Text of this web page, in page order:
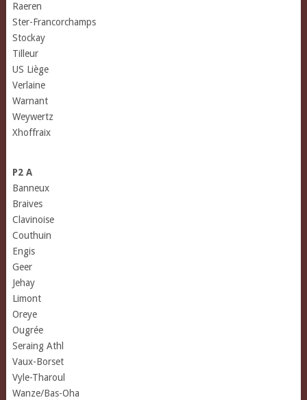
Raeren
Ster-Francorchamps
Stockay
Tilleur
US Liège
Verlaine
Warnant
Weywertz
Xhoffraix
P2 A
Banneux
Braives
Clavinoise
Couthuin
Engis
Geer
Jehay
Limont
Oreye
Ougrée
Seraing Athl
Vaux-Borset
Vyle-Tharoul
Wanze/Bas-Oha